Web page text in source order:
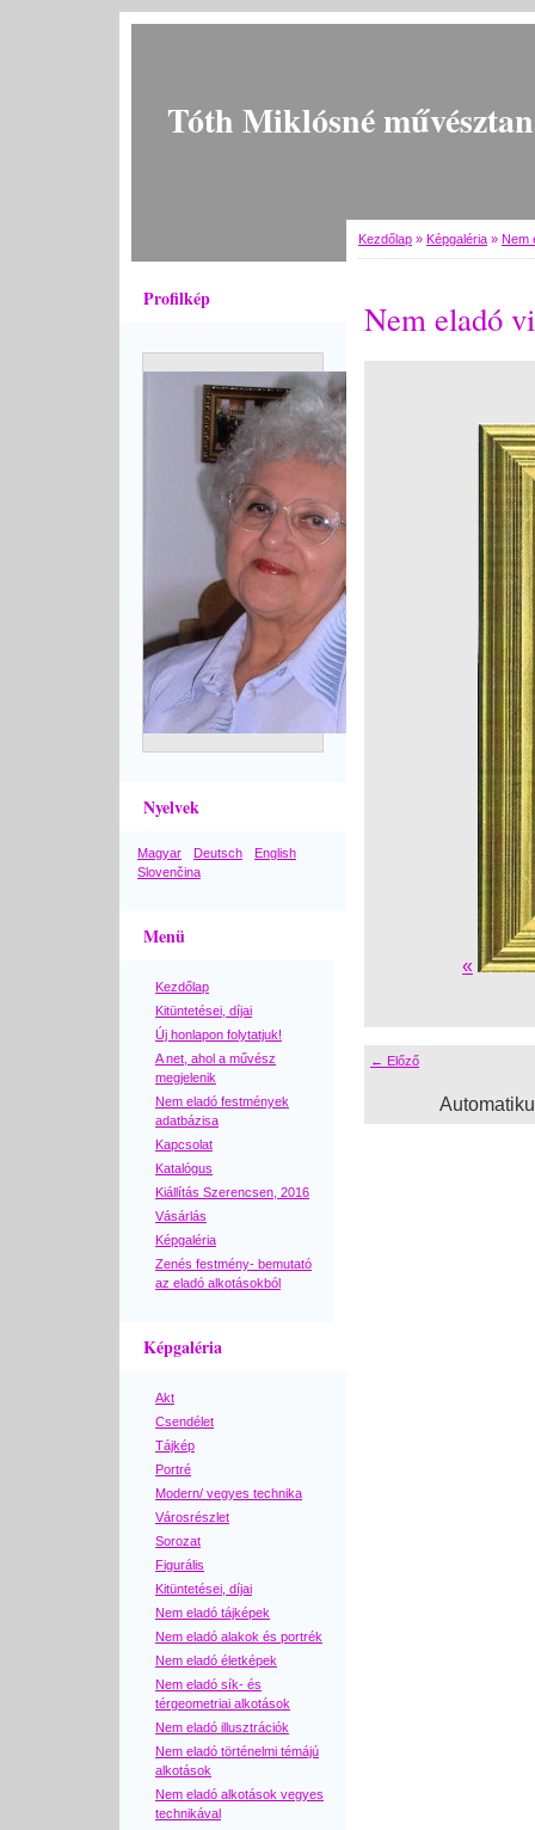
Tóth Miklósné
Profilkép
Nyelvek
Magyar Deutsch
English
Slovenčina
Menü
Kezdőlap
Kitüntetései, díjai
Új honlapon folytatjuk!
A net, ahol a művész
megjelenik
Nem eladó festmények
adatbázisa
Kapcsolat
Katalógus
Kiállítás Szerencsen, 2016
Vásárlás
Képgaléria
Zenés festmény- bemutató
az eladó alkotásokból
Képgaléria
Akt
Csendélet
Tájkép
Portré
Modern/ vegyes technika
Városrészlet
Sorozat
Figurális
Kitüntetései, díjai
Nem eladó tájképek
Nem eladó alakok és portrék
Nem eladó életképek
Nem eladó sík- és
térgeometriai alkotások
Nem eladó illusztrációk
Nem eladó történelmi témájú
alkotások
Nem eladó alkotások vegyes
technikával
Kezdőlap » Képgaléria » Nem
Nem eladó
«
← Előző